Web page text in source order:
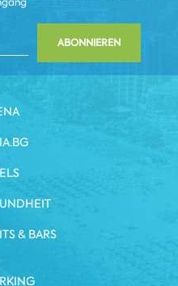
ABONNIEREN
& BARS